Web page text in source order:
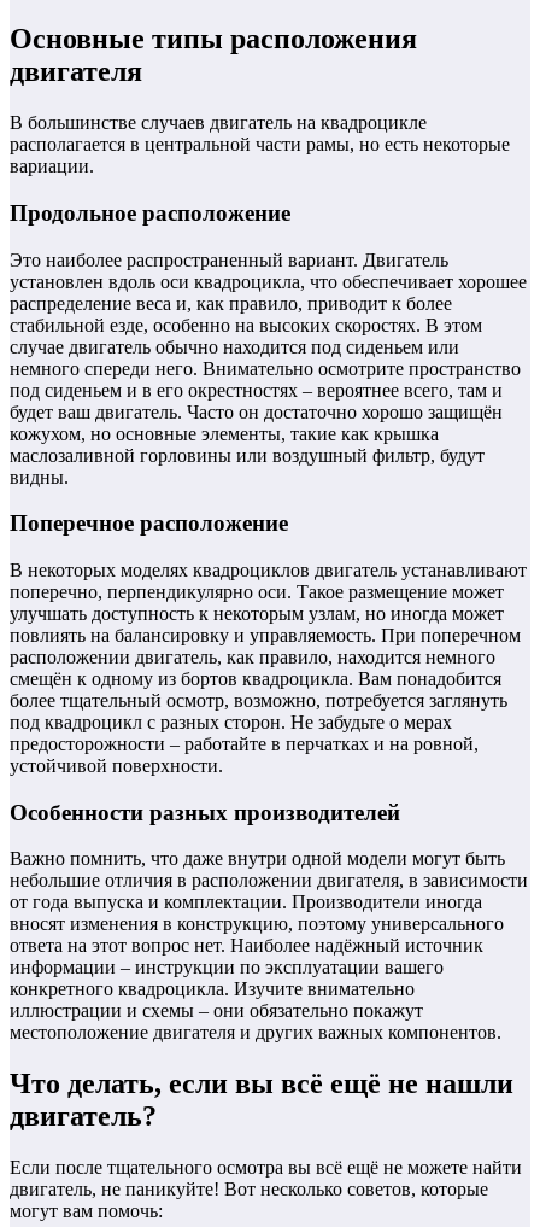
Основные типы расположения
двигателя
В большинстве случаев двигатель на квадроцикле
располагается в центральной части рамы, но есть некоторые
вариации.
Продольное расположение
Это наиболее распространенный вариант. Двигатель
установлен вдоль оси квадроцикла, что обеспечивает хорошее
распределение веса и, как правило, приводит к более
стабильной езде, особенно на высоких скоростях. В этом
случае двигатель обычно находится под сиденьем или
немного спереди него. Внимательно осмотрите пространство
под сиденьем и в его окрестностях – вероятнее всего, там и
будет ваш двигатель. Часто он достаточно хорошо защищён
кожухом, но основные элементы, такие как крышка
маслозаливной горловины или воздушный фильтр, будут
видны.
Поперечное расположение
В некоторых моделях квадроциклов двигатель устанавливают
поперечно, перпендикулярно оси. Такое размещение может
улучшать доступность к некоторым узлам, но иногда может
повлиять на балансировку и управляемость. При поперечном
расположении двигатель, как правило, находится немного
смещён к одному из бортов квадроцикла. Вам понадобится
более тщательный осмотр, возможно, потребуется заглянуть
под квадроцикл с разных сторон. Не забудьте о мерах
предосторожности – работайте в перчатках и на ровной,
устойчивой поверхности.
Особенности разных производителей
Важно помнить, что даже внутри одной модели могут быть
небольшие отличия в расположении двигателя, в зависимости
от года выпуска и комплектации. Производители иногда
вносят изменения в конструкцию, поэтому универсального
ответа на этот вопрос нет. Наиболее надёжный источник
информации – инструкции по эксплуатации вашего
конкретного квадроцикла. Изучите внимательно
иллюстрации и схемы – они обязательно покажут
местоположение двигателя и других важных компонентов.
Что делать, если вы всё ещё не нашли
двигатель?
Если после тщательного осмотра вы всё ещё не можете найти
двигатель, не паникуйте! Вот несколько советов, которые
могут вам помочь: